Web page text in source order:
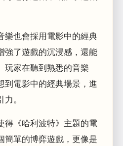
樂也會採用電影中的經典
強了遊戲的沉浸感，還能
玩家在聽到熟悉的音樂
到電影中的經典場景，進
。
得《哈利波特》主題的電
簡單的博弈遊戲，更像是